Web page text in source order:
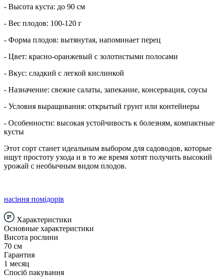
- Высота куста: до 90 см
- Вес плодов: 100-120 г
- Форма плодов: вытянутая, напоминает перец
- Цвет: красно-оранжевый с золотистыми полосами
- Вкус: сладкий с легкой кислинкой
- Назначение: свежие салаты, запекание, консервация, соусы
- Условия выращивания: открытый грунт или контейнеры
- Особенности: высокая устойчивость к болезням, компактные
кусты
Этот сорт станет идеальным выбором для садоводов, которые
ищут простоту ухода и в то же время хотят получить высокий
урожай с необычным видом плодов.
насіння помідорів
Характеристики
Основные характеристики
Висота рослини
70 см
Гарантия
1 месяц
Спосіб пакування